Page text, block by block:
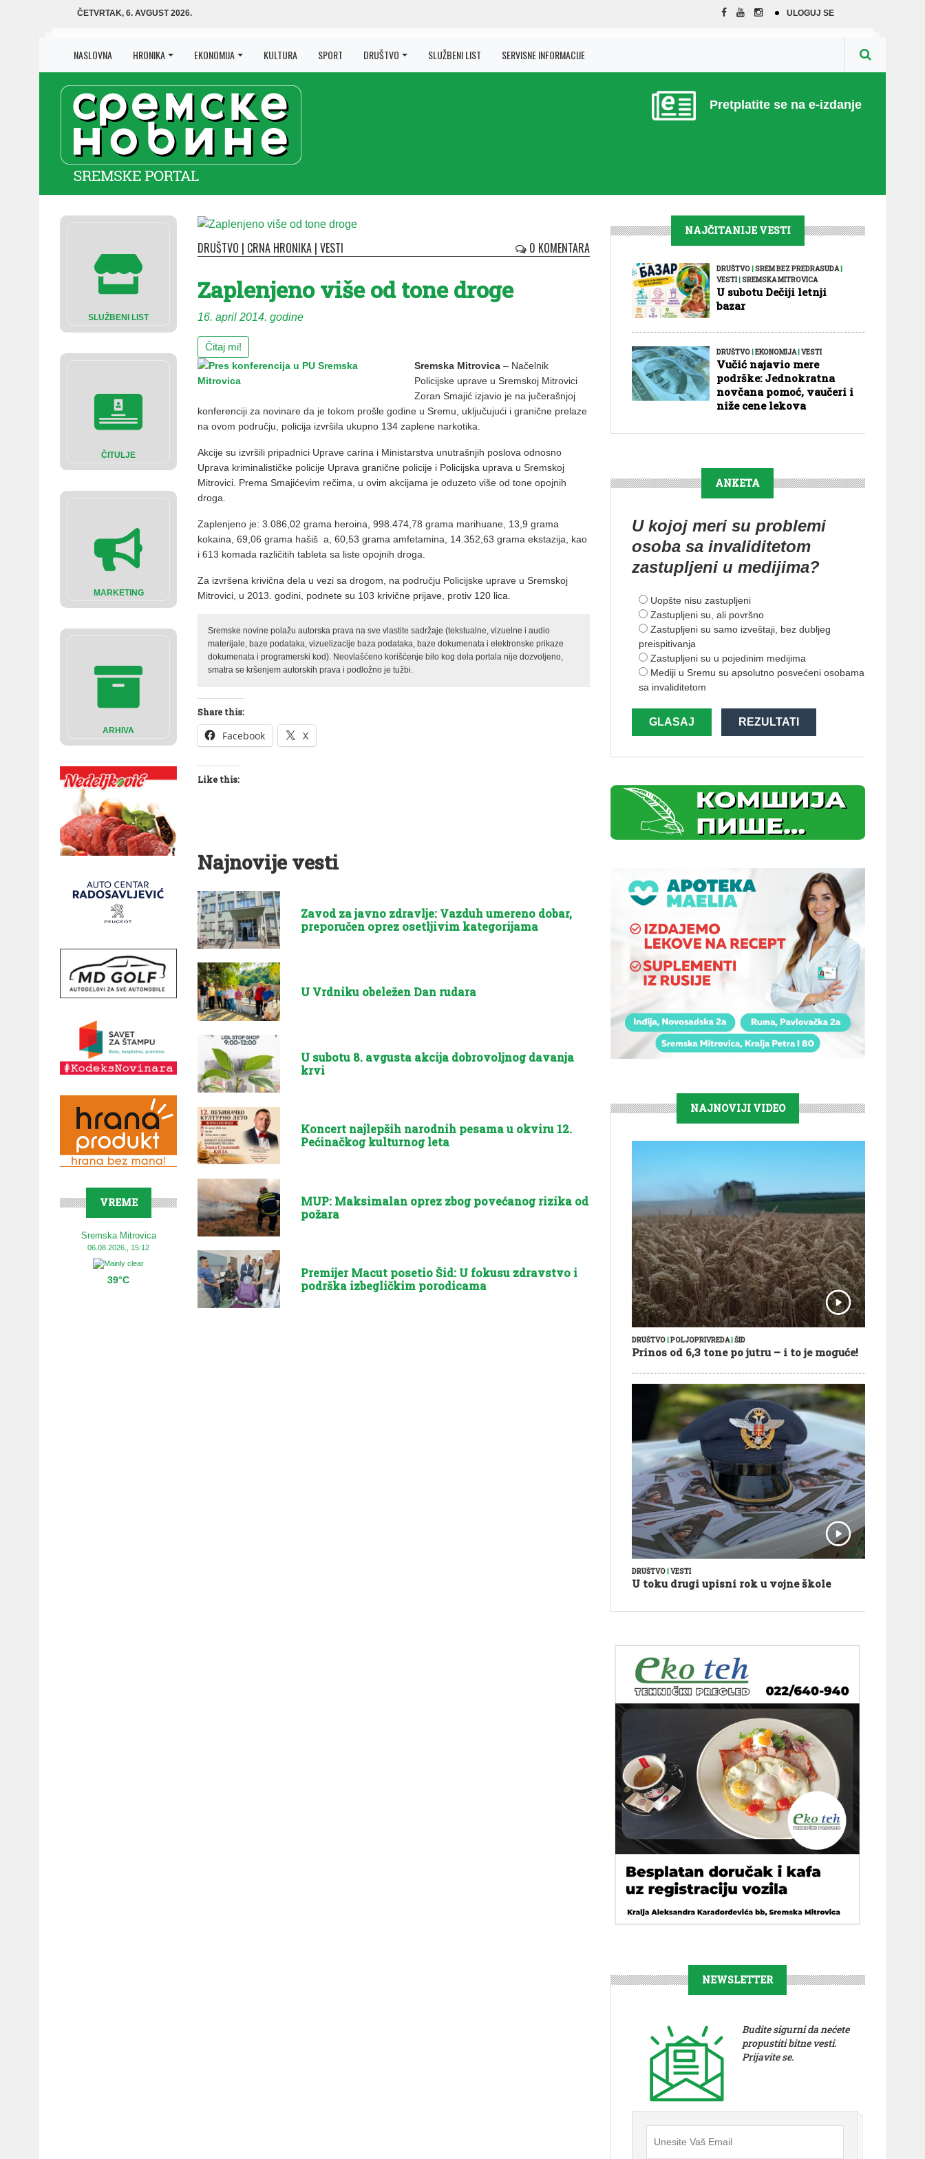
ČETVRTAK, 6. AVGUST 2026. ULOGUJ SE
NASLOVNA HRONIKA EKONOMIJA KULTURA SPORT DRUŠTVO SLUŽBENI LIST SERVISNE INFORMACIJE
Pretplatite se na e-izdanje
SLUŽBENI LIST
ČITULJE
MARKETING
ARHIVA
VREME
Sremska Mitrovica
06.08.2026., 15:12
39°C
DRUŠTVO | CRNA HRONIKA | VESTI 0 KOMENTARA
Zaplenjeno više od tone droge
16. april 2014. godine
Čitaj mi!
Sremska Mitrovica – Načelnik
Policijske uprave u Sremskoj Mitrovici
Zoran Smajić izjavio je na jučerašnjoj
konferenciji za novinare da je tokom prošle godine u Sremu, uključujući i granične prelaze
na ovom području, policija izvršila ukupno 134 zaplene narkotika.
Akcije su izvršili pripadnici Uprave carina i Ministarstva unutrašnjih poslova odnosno
Uprava kriminalističke policije Uprava granične policije i Policijska uprava u Sremskoj
Mitrovici. Prema Smajićevim rečima, u ovim akcijama je oduzeto više od tone opojnih
droga.
Zaplenjeno je: 3.086,02 grama heroina, 998.474,78 grama marihuane, 13,9 grama
kokaina, 69,06 grama hašiš a, 60,53 grama amfetamina, 14.352,63 grama ekstazija, kao
i 613 komada različitih tableta sa liste opojnih droga.
Za izvršena krivična dela u vezi sa drogom, na području Policijske uprave u Sremskoj
Mitrovici, u 2013. godini, podnete su 103 krivične prijave, protiv 120 lica.
Sremske novine polažu autorska prava na sve vlastite sadržaje (tekstualne, vizuelne i audio
materijale, baze podataka, vizuelizacije baza podataka, baze dokumenata i elektronske prikaze
dokumenata i programerski kod). Neovlašćeno korišćenje bilo kog dela portala nije dozvoljeno,
smatra se kršenjem autorskih prava i podložno je tužbi.
Share this:
Facebook X
Like this:
Najnovije vesti
Zavod za javno zdravlje: Vazduh umereno dobar,
preporučen oprez osetljivim kategorijama
U Vrdniku obeležen Dan rudara
U subotu 8. avgusta akcija dobrovoljnog davanja
krvi
Koncert najlepših narodnih pesama u okviru 12.
Pećinačkog kulturnog leta
MUP: Maksimalan oprez zbog povećanog rizika od
požara
Premijer Macut posetio Šid: U fokusu zdravstvo i
podrška izbegličkim porodicama
NAJČITANIJE VESTI
DRUŠTVO|SREM BEZ PREDRASUDA|
VESTI|SREMSKA MITROVICA
U subotu Dečiji letnji
bazar
DRUŠTVO|EKONOMIJA|VESTI
Vučić najavio mere
podrške: Jednokratna
novčana pomoć, vaučeri i
niže cene lekova
ANKETA
U kojoj meri su problemi
osoba sa invaliditetom
zastupljeni u medijima?
Uopšte nisu zastupljeni
Zastupljeni su, ali površno
Zastupljeni su samo izveštaji, bez dubljeg
preispitivanja
Zastupljeni su u pojedinim medijima
Mediji u Sremu su apsolutno posvećeni osobama
sa invaliditetom
GLASAJ REZULTATI
NAJNOVIJI VIDEO
DRUŠTVO|POLJOPRIVREDA|ŠID
Prinos od 6,3 tone po jutru – i to je moguće!
DRUŠTVO VESTI
U toku drugi upisni rok u vojne škole
NEWSLETTER
Budite sigurni da nećete
propustiti bitne vesti.
Prijavite se.